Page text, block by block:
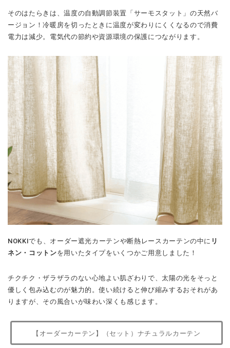
そのはたらきは、温度の自動調節装置「サーモスタット」の天然バ
ージョン！冷暖房を切ったときに温度が変わりにくくなるので消費
電力は減少。電気代の節約や資源環境の保護につながります。
NOKKIでも、オーダー遮光カーテンや断熱レースカーテンの中に リ
ネン・コットンを用いたタイプをいくつかご用意しました！
チクチク・ザラザラのない心地よい肌ざわりで、太陽の光をそっと
優しく包み込むのが魅力的。使い続けると伸び縮みするおそれがあ
りますが、その風合いが味わい深くも感じます。
【オーダーカーテン】（セット）ナチュラルカーテン